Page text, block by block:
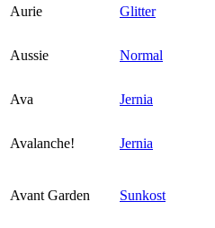
Aurie Glitter
Aussie Normal
Ava
Jernia
Avalanche! Jernia
Avant Garden Sunkost